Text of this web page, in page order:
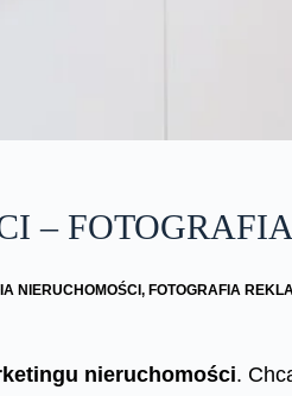
–
NIERUCHOMOŚCI , FOTOGRAFIA
nieruchomości.